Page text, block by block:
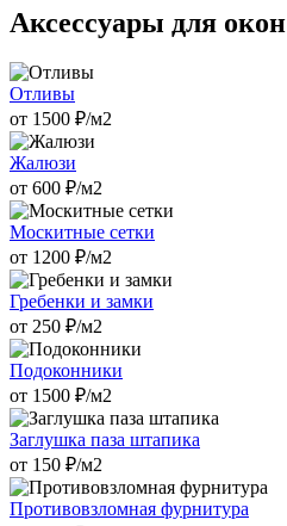
Аксессуары для окон
Отливы
от 1500 ₽/м2
Жалюзи
от 600 ₽/м2
Москитные сетки
от 1200 ₽/м2
Гребенки и замки
от 250 ₽/м2
Подоконники
от 1500 ₽/м2
Заглушка паза штапика
от 150 ₽/м2
Противовзломная фурнитура